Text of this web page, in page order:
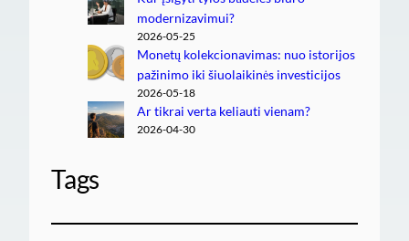
modernizavimui?
2026-05-25
Monetų kolekcionavimas: nuo istorijos
pažinimo iki šiuolaikinės investicijos
2026-05-18
Ar tikrai verta keliauti vienam?
2026-04-30
Tags